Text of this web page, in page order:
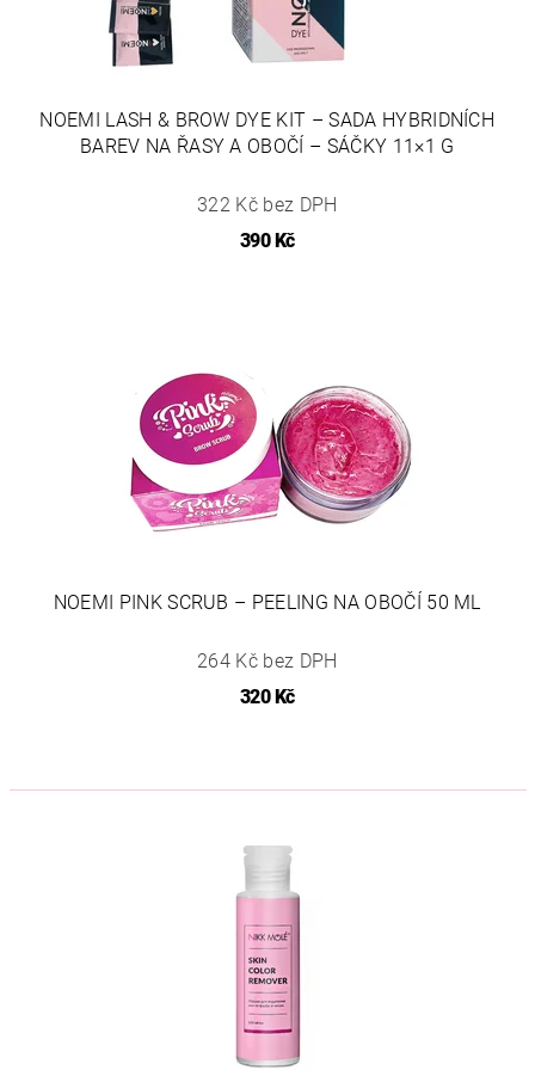
NOEMI LASH & BROW DYE KIT – SADA HYBRIDNÍCH
BAREV NA ŘASY A OBOČÍ – SÁČKY 11×1 G
322 Kč bez DPH
390 Kč
NOEMI PINK SCRUB – PEELING NA OBOČÍ 50 ML
264 Kč bez DPH
320 Kč